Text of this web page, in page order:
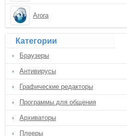
Arora
Категории
Браузеры
Антивирусы
Графические редакторы
Программы для общения
Архиваторы
Плееры